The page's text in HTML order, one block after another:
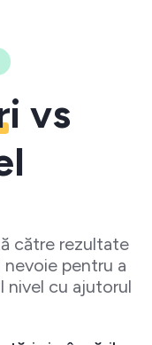
vs
către rezultate
nevoie pentru a
nivel cu ajutorul